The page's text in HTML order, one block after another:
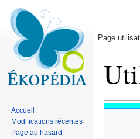
Page
Accueil
Modifications récentes
Page au hasard